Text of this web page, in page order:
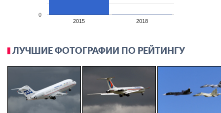
2015 2018
0
ЛУЧШИЕ ФОТОГРАФИИ ПО РЕЙТИНГУ